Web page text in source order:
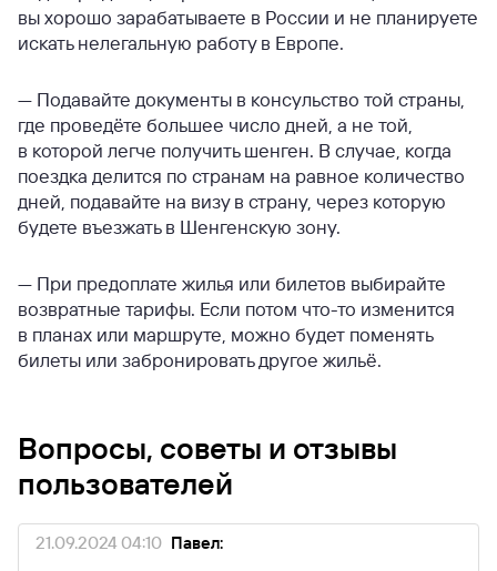
вы хорошо зарабатываете в России и не планируете
искать нелегальную работу в Европе.
— Подавайте документы в консульство той страны,
где проведёте большее число дней, а не той,
в которой легче получить шенген. В случае, когда
поездка делится по странам на равное количество
дней, подавайте на визу в страну, через которую
будете въезжать в Шенгенскую зону.
— При предоплате жилья или билетов выбирайте
возвратные тарифы. Если потом что-то изменится
в планах или маршруте, можно будет поменять
билеты или забронировать другое жильё.
Вопросы, советы и отзывы
пользователей
21.09.2024 04:10 Павел: